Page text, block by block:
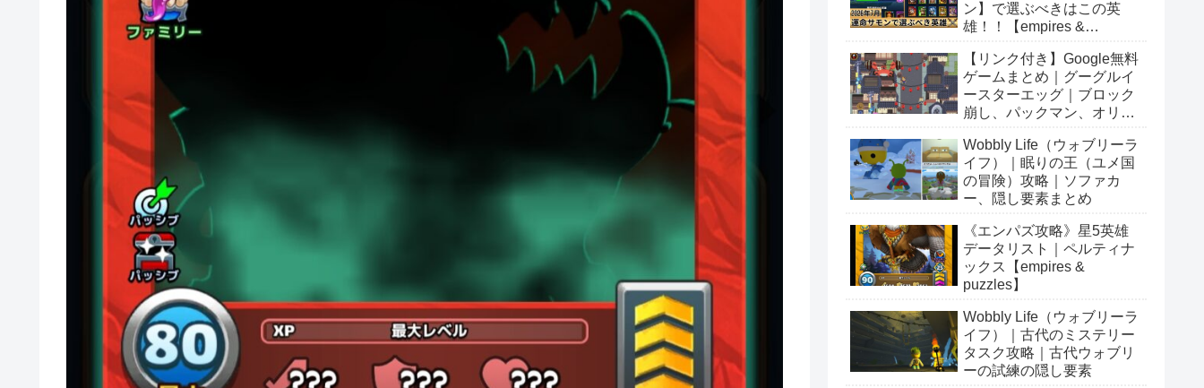
ン】で選ぶべきはこの英
雄！！【empires &
【リンク付き】Google無料
ゲームまとめ｜グーグルイ
ースターエッグ｜ブロック
崩し、パックマン、オリン
Wobbly Life（ウォブリーラ
イフ）｜眠りの王（ユメ国
の冒険）攻略｜ソファカ
ー、隠し要素まとめ
《エンパズ攻略》星5英雄
データリスト｜ペルティナ
ックス【empires &
puzzles】
Wobbly Life（ウォブリーラ
イフ）｜古代のミステリー
タスク攻略｜古代ウォブリ
ーの試練の隠し要素